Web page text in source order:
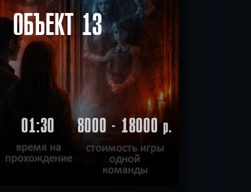
ОБЪЕКТ 13
01:30
время на
прохождение
8000 - 18000р.
стоимость игры
одной
команды